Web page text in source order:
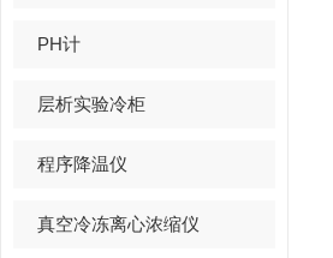
PH计
层析实验冷柜
程序降温仪
真空冷冻离心浓缩仪